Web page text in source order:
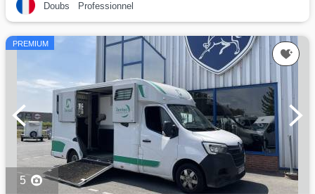
Doubs Professionnel
PREMIUM
5